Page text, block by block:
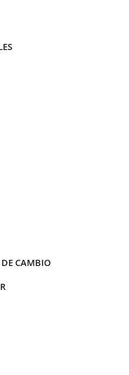
CAMBIO